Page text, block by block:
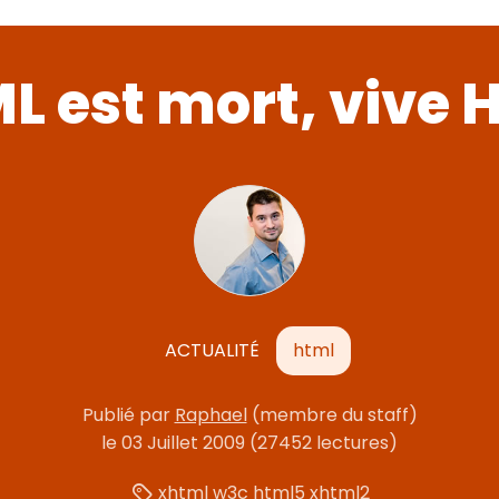
est mort, vive
ACTUALITÉ html
Publié par Raphael (membre du staff)
le03 Juillet 2009 (27452 lectures)
xhtmlw3c html5 xhtml2